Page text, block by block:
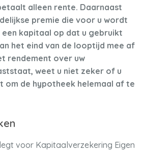
alleen rente. Daarnaast
premie die voor u wordt
kapitaal op dat u gebruikt
het eind van de looptijd mee af
rendement over uw
weet u niet zeker of u
om de hypotheek helemaal af te
voor Kapitaalverzekering Eigen